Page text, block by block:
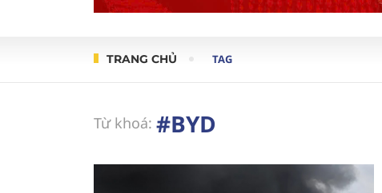
TRANG CHỦ TAG
Từ khoá: #BYD